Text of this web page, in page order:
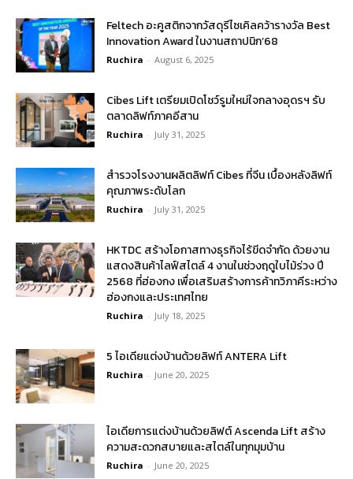
Feltech อะคูสติกจากวัสดุรีไซเคิลคว้ารางวัล Best
Innovation Award ในงานสถาปนิก’68
Ruchira - August 6, 2025
Cibes Lift เตรียมเปิดโชว์รูมใหม่ใจกลางอุดรฯ รับ
ตลาดลิฟท์ภาคอีสาน
Ruchira - July 31, 2025
สำรวจโรงงานผลิตลิฟท์ Cibes ที่จีน เบื้องหลังลิฟท์
คุณภาพระดับโลก
Ruchira - July 31, 2025
HKTDC สร้างโอกาสทางธุรกิจไร้ขีดจำกัด ด้วยงาน
แสดงสินค้าไลฟ์สไตล์ 4 งานในช่วงฤดูใบไม้ร่วง ปี
2568 ที่ฮ่องกง เพื่อเสริมสร้างการค้าทวิภาคีระหว่าง
ฮ่องกงและประเทศไทย
Ruchira - July 18, 2025
5 ไอเดียแต่งบ้านด้วยลิฟท์ ANTERA Lift
Ruchira - June 20, 2025
ไอเดียการแต่งบ้านด้วยลิฟต์ Ascenda Lift สร้าง
ความสะดวกสบายและสไตล์ในทุกมุมบ้าน
Ruchira - June 20, 2025